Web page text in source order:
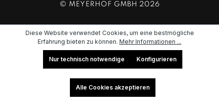
© MEYERHOF GMBH 2026
Diese Website verwendet Cookies, um eine bestmögliche
Erfahrung bieten zu können. Mehr Informationen ...
Nur technisch notwendige Konfigurieren
Alle Cookies akzeptieren